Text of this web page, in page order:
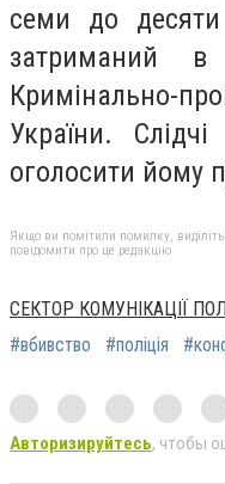
семи до десяти
затриманий в
Кримінально-
України.
оголосити йому
Якщо ви помітили помилку, виділіть
повідомити про це редакцію
СЕКТОР КОМУНІКАЦІЇ
#вбивство
#поліція
Авторизируйтесь, чтобы